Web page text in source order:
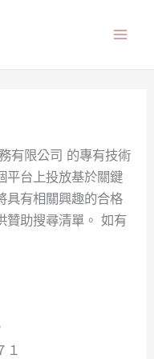
有限公司 的專有技術
平台上投放基於關鍵
具有相關興趣的合格
贊助搜尋清單。 如有
１